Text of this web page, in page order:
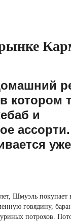
котором
и
Шмуэль покупает
говядину,
потрохов.